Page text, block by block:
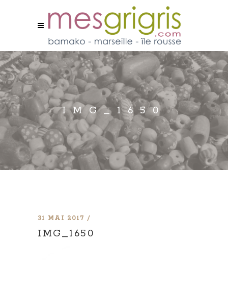
IMG_1650
31 MAI 2017
IMG_1650